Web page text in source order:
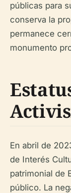
públicas para
conserva la
permanece
monumento
En abril de
de Interés
patrimonial de
público. La